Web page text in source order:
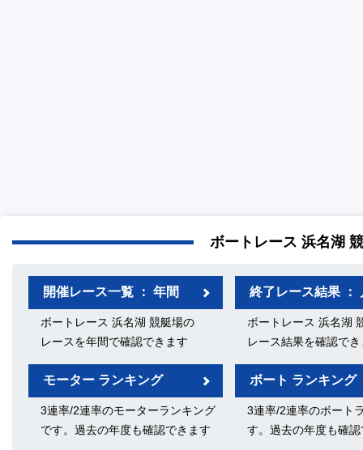
ボートレース 浜名湖
開催レース一覧 ： 年間
ボートレース 浜名湖 競艇場の
レースを年間で確認できます
終了レース結果 ：
ボートレース 浜名湖
レース結果を確認で
モーター ランキング
3連率/2連率のモーターランキング
です。過去の年度も確認できます
ボート ランキング
3連率/2連率のボート
す。過去の年度も確